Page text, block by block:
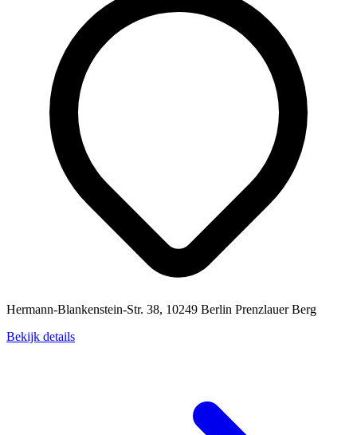
Hermann-Blankenstein-Str. 38, 10249 Berlin Prenzlauer Berg
Bekijk details